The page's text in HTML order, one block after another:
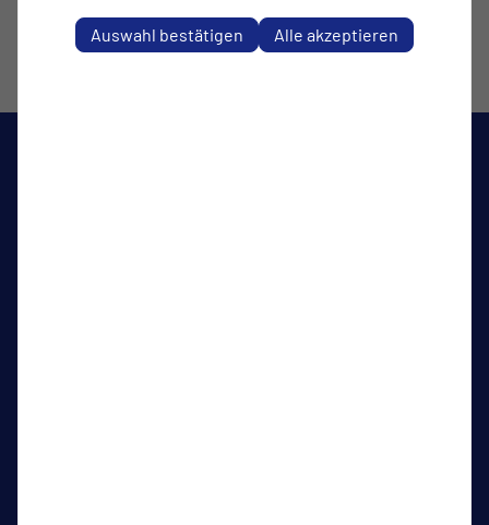
Auswahl bestätigen Alle akzeptieren